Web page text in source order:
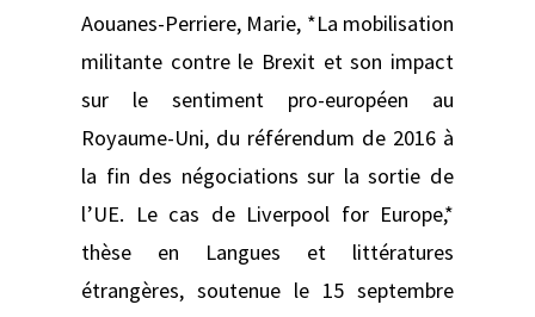
Aouanes-Perriere, Marie, *La mobilisation
militante contre le Brexit et son impact
sur le sentiment pro-européen au
Royaume-Uni, du référendum de 2016 à
la fin des négociations sur la sortie de
l’UE. Le cas de Liverpool for Europe,*
thèse en Langues et littératures
étrangères, soutenue le 15 septembre